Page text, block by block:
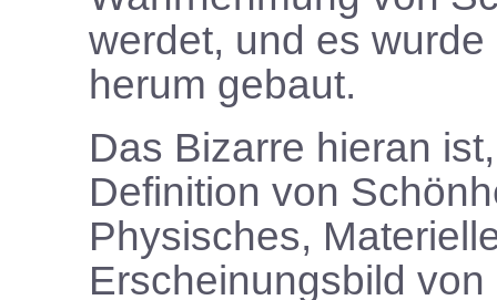
werdet, und es
herum gebaut.
Das Bizarre hieran
Definition von
Physisches,
Erscheinungsbild